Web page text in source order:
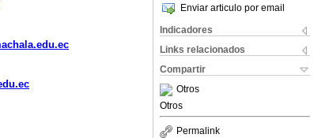
Enviar articulo por email
Indicadores
Links relacionados
Compartir
Otros
Otros
Permalink